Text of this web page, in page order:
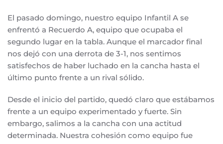
El pasado domingo, nuestro equipo Infantil A se
enfrentó a Recuerdo A, equipo que ocupaba el
segundo lugar en la tabla. Aunque el marcador final
nos dejó con una derrota de 3-1, nos sentimos
satisfechos de haber luchado en la cancha hasta el
último punto frente a un rival sólido.
Desde el inicio del partido, quedó claro que estábamos
frente a un equipo experimentado y fuerte. Sin
embargo, salimos a la cancha con una actitud
determinada. Nuestra cohesión como equipo fue